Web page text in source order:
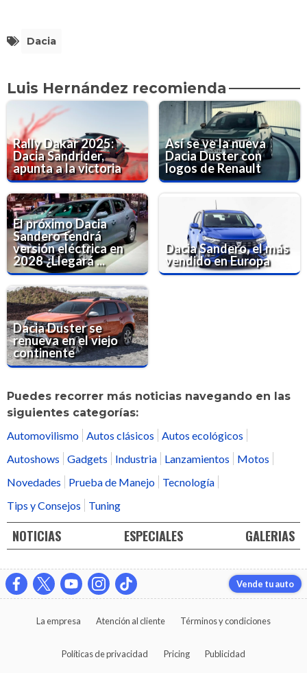
Dacia
Luis Hernández recomienda
Rally Dakar 2025:
Dacia Sandrider,
apunta a la victoria
Así se ve la nueva
Dacia Duster con
logos de Renault
El próximo Dacia
Sandero tendrá
versión eléctrica en
2028 ¿Llegará ...
Dacia Sandero, el más
vendido en Europa
Dacia Duster se
renueva en el viejo
continente
Puedes recorrer más noticias navegando en las
siguientes categorías:
Automovilismo
Autos clásicos
Autos ecológicos
Autoshows
Gadgets Industria Lanzamientos
Motos
Novedades
Prueba de Manejo
Tecnología
Tips y Consejos
Tuning
NOTICIAS ESPECIALES GALERIAS
Vende tu auto
La empresa Atención al cliente Términos y condiciones
Políticas de privacidad Pricing Publicidad